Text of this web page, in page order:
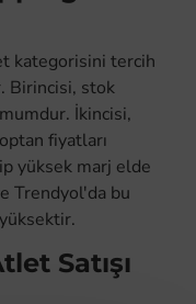
kategorisini tercih
Birincisi, stok
İkincisi,
fiyatları
yüksek marj elde
Trendyol'da bu
Satışı